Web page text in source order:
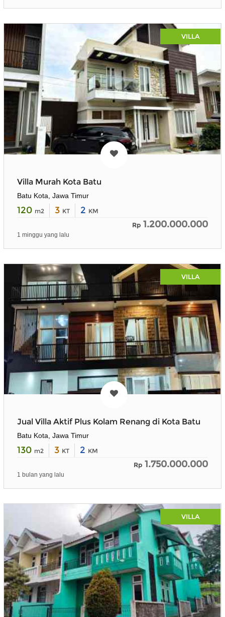
VILLA
Villa Murah Kota Batu
Batu Kota, Jawa Timur
120 m2 3 KT 2 KM
Rp 1.200.000.000
1 minggu yang lalu
VILLA
Jual Villa Aktif Plus Kolam Renang di Kota Batu
Batu Kota, Jawa Timur
130 m2 3 KT 2 KM
Rp 1.750.000.000
1 bulan yang lalu
VILLA